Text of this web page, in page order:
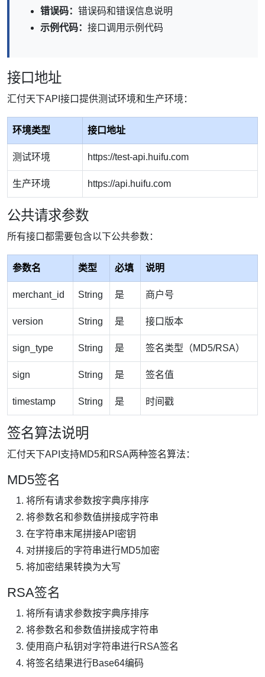
错误码： 错误码和错误信息说明
示例代码： 接口调用示例代码
接口地址
汇付天下API接口提供测试环境和生产环境：
环境类型 接口地址
测试环境 https://test-api.huifu.com
生产环境 https://api.huifu.com
公共请求参数
所有接口都需要包含以下公共参数：
参数名 类型 必填 说明
merchant_id String 是 商户号
version String 是 接口版本
sign_type String 是 签名类型（MD5/RSA）
sign String 是 签名值
timestamp String 是 时间戳
签名算法说明
汇付天下API支持MD5和RSA两种签名算法：
MD5签名
将所有请求参数按字典序排序
将参数名和参数值拼接成字符串
在字符串末尾拼接API密钥
对拼接后的字符串进行MD5加密
将加密结果转换为大写
RSA签名
将所有请求参数按字典序排序
将参数名和参数值拼接成字符串
使用商户私钥对字符串进行RSA签名
将签名结果进行Base64编码